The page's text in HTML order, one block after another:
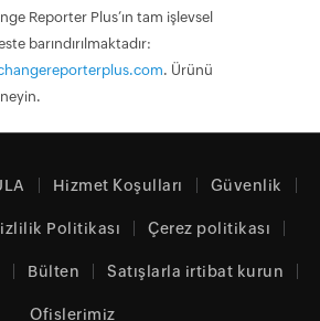
Reporter Plus’ın tam işlevsel
barındırılmaktadır:
. Ürünü
Hizmet Koşulları Güvenlik
Politikası Çerez politikası
Bülten Satışlarla irtibat kurun
Ofislerimiz